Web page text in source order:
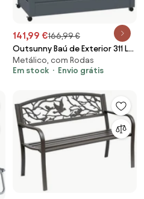
141,99 €166,99 €
Outsunny Baú de Exterior 311 L
Baú de Armazenamento de Aço
Galvanizado com 1 Fechadura
Cinza Escuro | Aosom Portugal
Metálico, com Rodas
Em stock
Envio grátis